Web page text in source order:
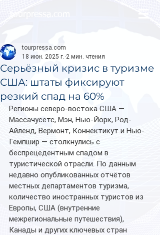
Серьёзный кризис в туризме
США: штаты фиксируют
резкий спад на 60%
tourpressa.com
18 июн. 2025 г. 2 мин. чтения
Регионы северо-востока США —
Массачусетс, Мэн, Нью-Йорк, Род-
Айленд, Вермонт, Коннектикут и Нью-
Гемпшир — столкнулись с
беспрецедентным спадом в
туристической отрасли. По данным
недавно опубликованных отчётов
местных департаментов туризма,
количество иностранных туристов из
Европы, США (внутренние
межрегиональные путешествия),
Канады и других ключевых стран